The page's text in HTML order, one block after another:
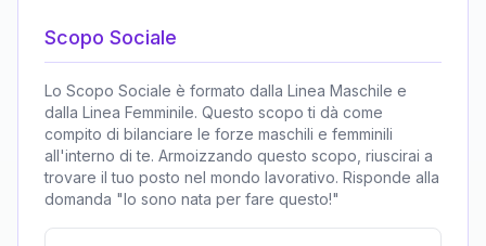
Scopo Sociale
Lo Scopo Sociale è formato dalla Linea Maschile e
dalla Linea Femminile. Questo scopo ti dà come
compito di bilanciare le forze maschili e femminili
all'interno di te. Armoizzando questo scopo, riuscirai a
trovare il tuo posto nel mondo lavorativo. Risponde alla
domanda "Io sono nata per fare questo!"